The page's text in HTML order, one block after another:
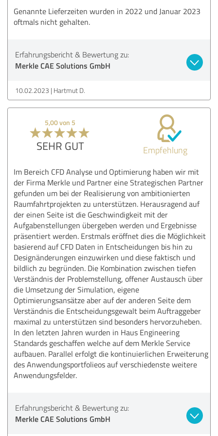
Genannte Lieferzeiten wurden in 2022 und Januar 2023
oftmals nicht gehalten.
Erfahrungsbericht & Bewertung zu:
Merkle CAE Solutions GmbH
10.02.2023 Hartmut D.
5,00 von 5
SEHR GUT Empfehlung
Im Bereich CFD Analyse und Optimierung haben wir mit
der Firma Merkle und Partner eine Strategischen Partner
gefunden um bei der Realisierung von ambitionierten
Raumfahrtprojekten zu unterstützen. Herausragend auf
der einen Seite ist die Geschwindigkeit mit der
Aufgabenstellungen übergeben werden und Ergebnisse
präsentiert werden. Erstmals eröffnet dies die Möglichkeit
basierend auf CFD Daten in Entscheidungen bis hin zu
Designänderungen einzuwirken und diese faktisch und
bildlich zu begründen. Die Kombination zwischen tiefen
Verständnis der Problemstellung, offener Austausch über
die Umsetzung der Simulation, eigene
Optimierungsansätze aber auf der anderen Seite dem
Verständnis die Entscheidungsgewalt beim Auftraggeber
maximal zu unterstützen sind besonders hervorzuheben.
In den letzten Jahren wurden in Haus Engineering
Standards geschaffen welche auf dem Merkle Service
aufbauen. Parallel erfolgt die kontinuierlichen Erweiterung
des Anwendungsportfolieos auf verschiedenste weitere
Anwendungsfelder.
Erfahrungsbericht & Bewertung zu:
Merkle CAE Solutions GmbH